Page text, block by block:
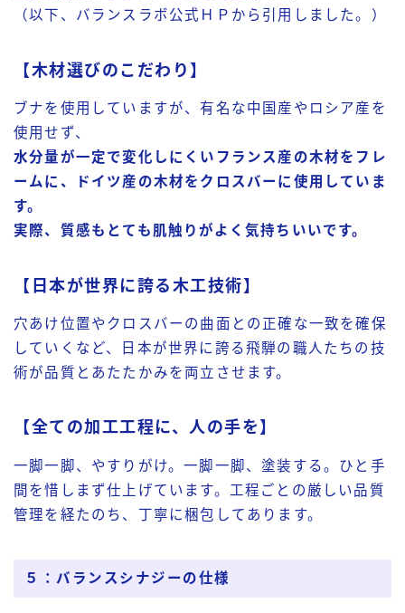
（以下、バランスラボ公式ＨＰから引用しました。）
【木材選びのこだわり】
ブナを使用していますが、有名な中国産やロシア産を
使用せず、
水分量が一定で変化しにくいフランス産の木材をフレ
ームに、ドイツ産の木材をクロスバーに使用していま
す。
実際、質感もとても肌触りがよく気持ちいいです。
【日本が世界に誇る木工技術】
穴あけ位置やクロスバーの曲面との正確な一致を確保
していくなど、日本が世界に誇る飛騨の職人たちの技
術が品質とあたたかみを両立させます。
【全ての加工工程に、人の手を】
一脚一脚、やすりがけ。一脚一脚、塗装する。ひと手
間を惜しまず仕上げています。工程ごとの厳しい品質
管理を経たのち、丁寧に梱包してあります。
５：バランスシナジーの仕様